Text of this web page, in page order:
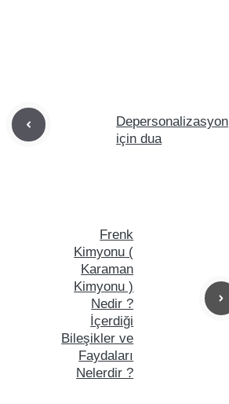
Depersonalizasyon
için dua
Frenk
Kimyonu (
Karaman
Kimyonu )
Nedir ?
İçerdiği
Bileşikler ve
Faydaları
Nelerdir ?